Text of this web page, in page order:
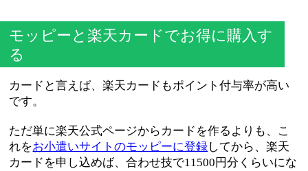
モッピーと楽天カードでお得に購入す
る
カードと言えば、楽天カードもポイント付与率が高い
です。
ただ単に楽天公式ページからカードを作るよりも、こ
れをお小遣いサイトのモッピーに登録してから、楽天
カードを申し込めば、合わせ技で11500円分くらいにな